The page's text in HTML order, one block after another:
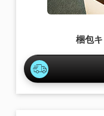
梱包